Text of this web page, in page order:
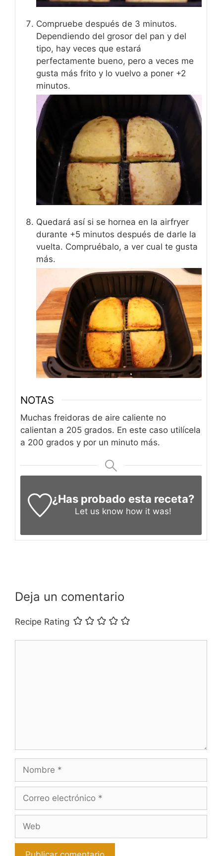
Compruebe después de 3 minutos.
Dependiendo del grosor del pan y del
tipo, hay veces que estará
perfectamente bueno, pero a veces me
gusta más frito y lo vuelvo a poner +2
minutos.
Quedará así si se hornea en la airfryer
durante +5 minutos después de darle la
vuelta. Compruébalo, a ver cual te gusta
más.
NOTAS
Muchas freidoras de aire caliente no
calientan a 205 grados. En este caso utilícela
a 200 grados y por un minuto más.
¿Has probado esta receta?
Let us know how it was!
Deja un comentario
Recipe Rating
electrónico